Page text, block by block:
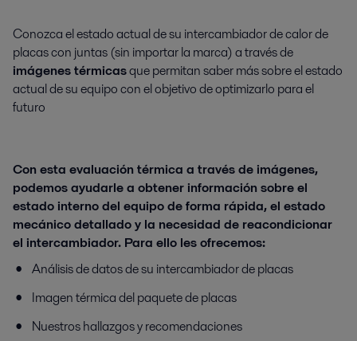
Conozca el estado actual de su intercambiador de calor de
placas con juntas (sin importar la marca) a través de
imágenes térmicasque permitan saber más sobre el estado
actual de su equipo con el objetivo de optimizarlo para el
futuro
Con esta evaluación térmica a través de imágenes,
podemos ayudarle a obtener información sobre el
estado interno del equipo de forma rápida, el estado
mecánico detallado y la necesidad de reacondicionar
el intercambiador. Para ello les ofrecemos:
Análisis de datos de su intercambiador de placas
Imagen térmica del paquete de placas
Nuestros hallazgos y recomendaciones